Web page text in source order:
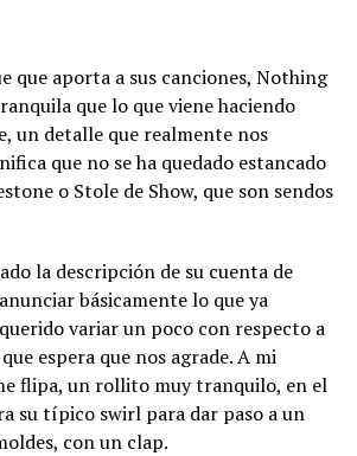
que aporta a sus canciones, Nothing
que lo que viene haciendo
un detalle que realmente nos
que no se ha quedado estancado
o Stole de Show, que son sendos
la descripción de su cuenta de
básicamente lo que ya
variar un poco con respecto a
espera que nos agrade. A mi
flipa, un rollito muy tranquilo, en el
su típico swirl para dar paso a un
con un clap.